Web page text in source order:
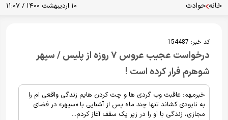
خانه حوادث ۱۰ اردیبهشت ۱۴۰۰ / ۱۱:۰۷
کد خبر: 154487
درخواست عجیب عروس ۷ روزه از پلیس / سپهر
شوهرم فرار کرده است !
خبرمهم: عاقبت وب گردی ها و چت کردن هایم زندگی واقعی ام را
به نابودی کشاند تنها چند ماه پس از آشنایی با «سپهر» در فضای
مجازی، زندگی با او را در زیر یک سقف آغاز کردم...